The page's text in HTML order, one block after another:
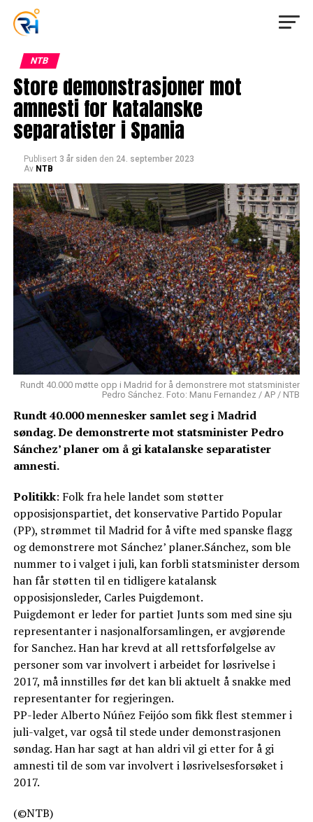
NTB
Store demonstrasjoner mot
amnesti for katalanske
separatister i Spania
Publisert 3 år siden den 24. september 2023
Av NTB
Rundt 40.000 møtte opp i Madrid for å demonstrere mot statsminister
Pedro Sánchez. Foto: Manu Fernandez / AP / NTB
Rundt 40.000 mennesker samlet seg i Madrid
søndag. De demonstrerte mot statsminister Pedro
Sánchez’ planer om å gi katalanske separatister
amnesti.
Politikk: Folk fra hele landet som støtter
opposisjonspartiet, det konservative Partido Popular
(PP), strømmet til Madrid for å vifte med spanske flagg
og demonstrere mot Sánchez’ planer.Sánchez, som ble
nummer to i valget i juli, kan forbli statsminister dersom
han får støtten til en tidligere katalansk
opposisjonsleder, Carles Puigdemont.
Puigdemont er leder for partiet Junts som med sine sju
representanter i nasjonalforsamlingen, er avgjørende
for Sanchez. Han har krevd at all rettsforfølgelse av
personer som var involvert i arbeidet for løsrivelse i
2017, må innstilles før det kan bli aktuelt å snakke med
representanter for regjeringen.
PP-leder Alberto Núñez Feijóo som fikk flest stemmer i
juli-valget, var også til stede under demonstrasjonen
søndag. Han har sagt at han aldri vil gi etter for å gi
amnesti til de som var involvert i løsrivelsesforsøket i
2017.
(©NTB)